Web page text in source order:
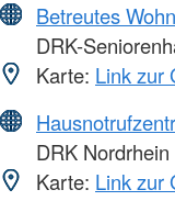
Betreutes
DRK-
Karte: Link zur
DRK
Karte: Link zur